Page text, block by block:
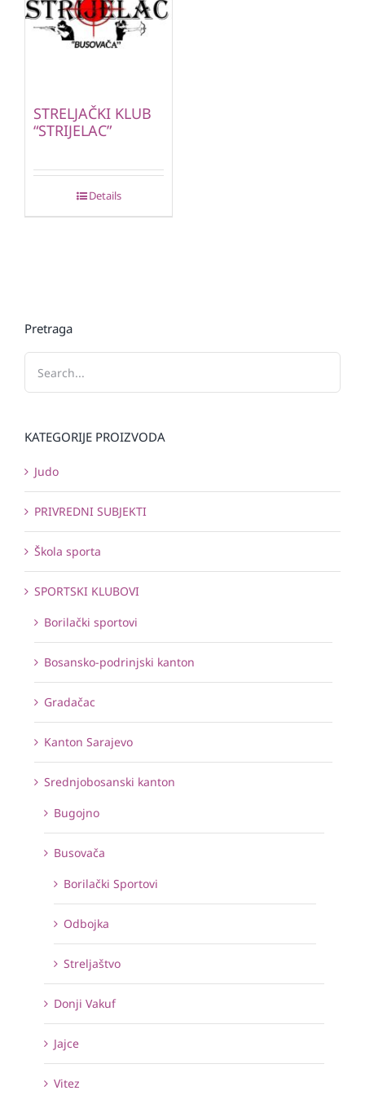
STRELJAČKI KLUB
“STRIJELAC”
Details
Pretraga
KATEGORIJE PROIZVODA
Judo
PRIVREDNI SUBJEKTI
Škola sporta
SPORTSKI KLUBOVI
Borilački sportovi
Bosansko-podrinjski kanton
Gradačac
Kanton Sarajevo
Srednjobosanski kanton
Bugojno
Busovača
Borilački Sportovi
Odbojka
Streljaštvo
Donji Vakuf
Jajce
Vitez